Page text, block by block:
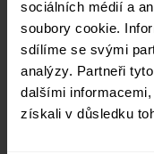
sociálních médií a
soubory cookie.
sdílíme se svými
analýzy. Partneři
dalšími
získali v důsledku
Samonosná
brankou a ploty v
RAL 7016